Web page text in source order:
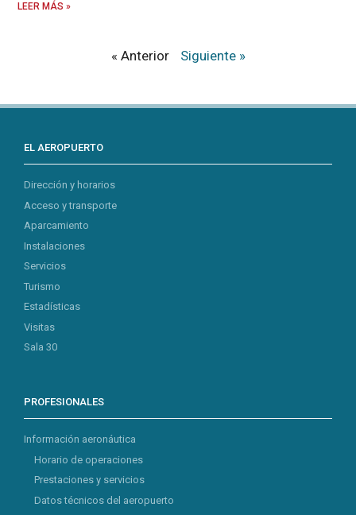
LEER MÁS »
« Anterior Siguiente »
EL AEROPUERTO
Dirección y horarios
Acceso y transporte
Aparcamiento
Instalaciones
Servicios
Turismo
Estadísticas
Visitas
Sala 30
PROFESIONALES
Información aeronáutica
Horario de operaciones
Prestaciones y servicios
Datos técnicos del aeropuerto